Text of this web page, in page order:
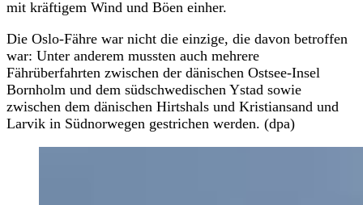
mit kräftigem Wind und Böen einher.
Die Oslo-Fähre war nicht die einzige, die davon betroffen
war: Unter anderem mussten auch mehrere
Fährüberfahrten zwischen der dänischen Ostsee-Insel
Bornholm und dem südschwedischen Ystad sowie
zwischen dem dänischen Hirtshals und Kristiansand und
Larvik in Südnorwegen gestrichen werden. (dpa)